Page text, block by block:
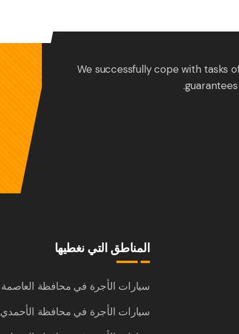
We successfully cope with tasks
المناطق التي نغطيها
سيارات الأجرة في محافظة العاصمة
سيارات الأجرة في محافظة الأحمدي